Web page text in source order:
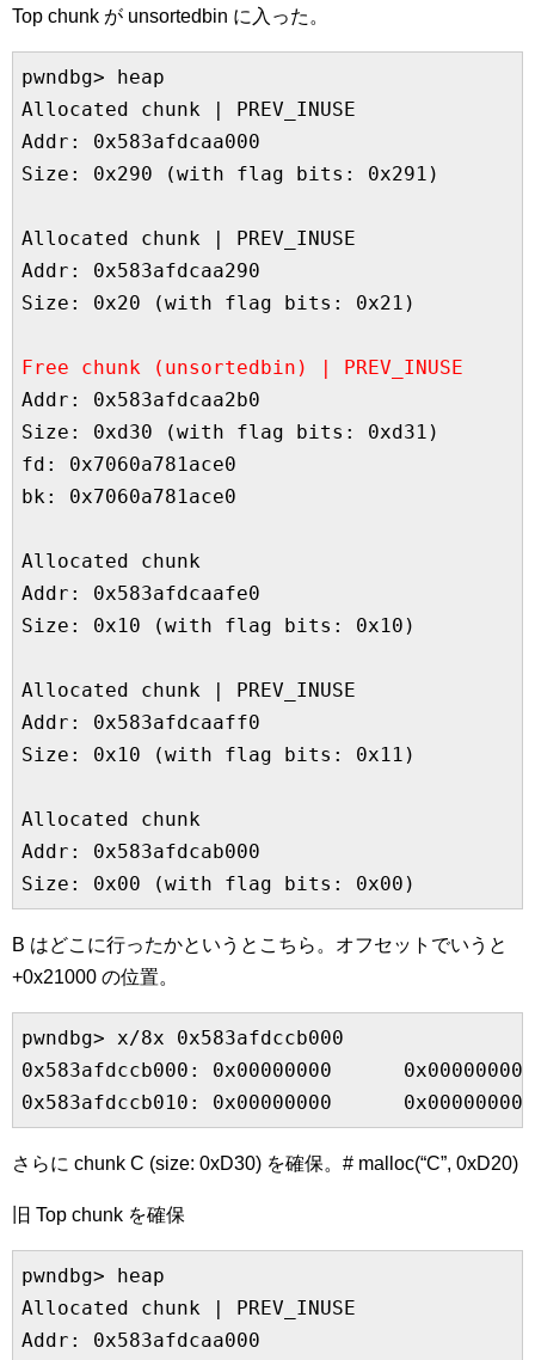
Top chunk が unsortedbin に入った。
pwndbg> heap
Allocated chunk | PREV_INUSE
Addr: 0x583afdcaa000
Size: 0x290 (with flag bits: 0x291)
Allocated chunk | PREV_INUSE
Addr: 0x583afdcaa290
Size: 0x20 (with flag bits: 0x21)
Free chunk (unsortedbin) | PREV_INUSE
Addr: 0x583afdcaa2b0
Size: 0xd30 (with flag bits: 0xd31)
fd: 0x7060a781ace0
bk: 0x7060a781ace0
Allocated chunk
Addr: 0x583afdcaafe0
Size: 0x10 (with flag bits: 0x10)
Allocated chunk | PREV_INUSE
Addr: 0x583afdcaaff0
Size: 0x10 (with flag bits: 0x11)
Allocated chunk
Addr: 0x583afdcab000
Size: 0x00 (with flag bits: 0x00)
B はどこに行ったかというとこちら。オフセットでいうと
+0x21000 の位置。
pwndbg> x/8x 0x583afdccb000
0x583afdccb000: 0x00000000
0x583afdccb010: 0x00000000
さらに chunk C (size: 0xD30) を確保。# malloc(“C”, 0xD20)
旧 Top chunk を確保
pwndbg> heap
Allocated chunk | PREV_INUSE
Addr: 0x583afdcaa000